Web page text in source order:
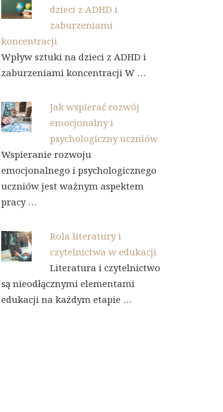
dzieci z ADHD i
zaburzeniami
koncentracji
Wpływ sztuki na dzieci z ADHD i
zaburzeniami koncentracji W …
Jak wspierać rozwój
emocjonalny i
psychologiczny uczniów
Wspieranie rozwoju
emocjonalnego i psychologicznego
uczniów jest ważnym aspektem
pracy …
Rola literatury i
czytelnictwa w edukacji
Literatura i czytelnictwo
są nieodłącznymi elementami
edukacji na każdym etapie …